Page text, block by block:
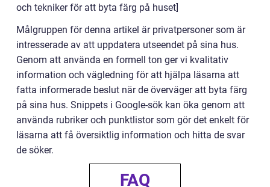
och tekniker för att byta färg på huset]
Målgruppen för denna artikel är privatpersoner som är
intresserade av att uppdatera utseendet på sina hus.
Genom att använda en formell ton ger vi kvalitativ
information och vägledning för att hjälpa läsarna att
fatta informerade beslut när de överväger att byta färg
på sina hus. Snippets i Google-sök kan öka genom att
använda rubriker och punktlistor som gör det enkelt för
läsarna att få översiktlig information och hitta de svar
de söker.
FAQ